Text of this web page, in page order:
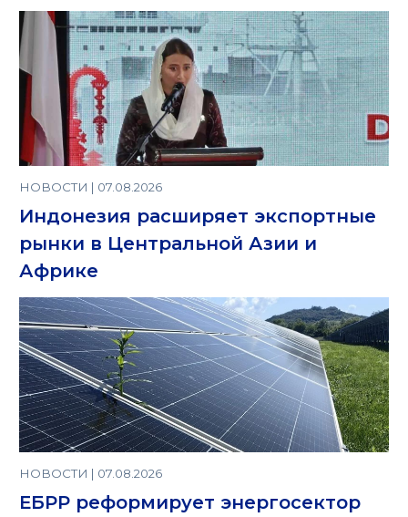
НОВОСТИ | 07.08.2026
Индонезия расширяет экспортные
рынки в Центральной Азии и
Африке
НОВОСТИ | 07.08.2026
ЕБРР реформирует энергосектор